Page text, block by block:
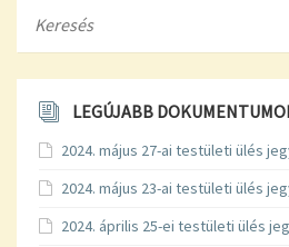
LEGÚJABB
2024. május 27-ai testületi ülés
2024. május 23-ai testületi ülés
2024. április 25-ei testületi ülés